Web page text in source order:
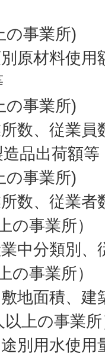
の事業所)
原材料使用
の事業所)
数、従業員
品出荷額等
の事業所)
数、従業者
の事業所）
中分類別、
の事業所）
地面積、建
上の事業
別用水使用